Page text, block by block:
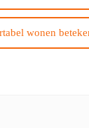
wonen